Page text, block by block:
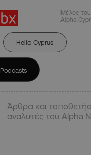
Μέλος
Alpha
Hello Cyprus
Podcasts
Άρθρα και
αναλυτές του Alpha